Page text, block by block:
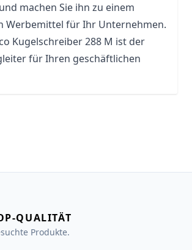
machen Sie ihn zu einem
Werbemittel für Ihr Unternehmen.
Kugelschreiber 288 M ist der
für Ihren geschäftlichen
QUALITÄT
Produkte.